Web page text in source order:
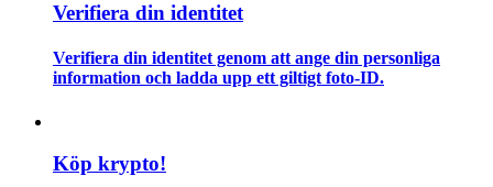
Handelsstrategier
Verifiera din identitet
Verifiera din identitet genom att ange din personliga
information och ladda upp ett giltigt foto-ID.
Köp krypto!